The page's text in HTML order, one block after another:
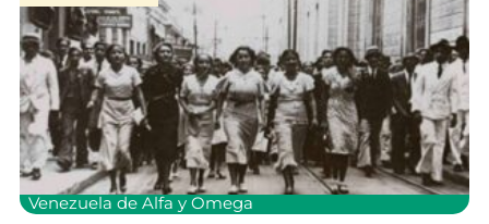
Venezuela de Alfa y Omega